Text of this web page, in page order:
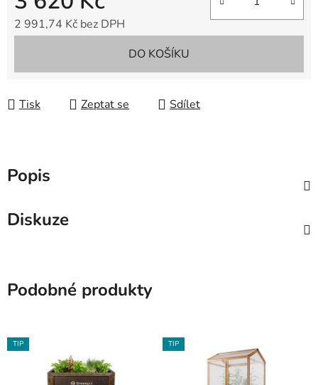
2 991,74 Kč bez DPH
DO KOŠÍKU
Tisk Zeptat se Sdílet
Popis
Diskuze
Podobné produkty
TIP TIP